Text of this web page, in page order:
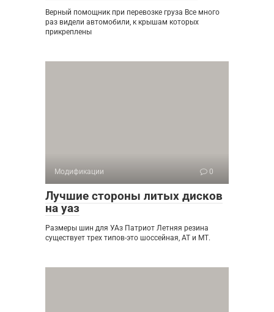
Верный помощник при перевозке груза Все много
раз видели автомобили, к крышам которых
прикреплены
Модификации 0
Лучшие стороны литых дисков
на уаз
Размеры шин для УАз Патриот Летняя резина
существует трех типов-это шоссейная, АТ и МТ.